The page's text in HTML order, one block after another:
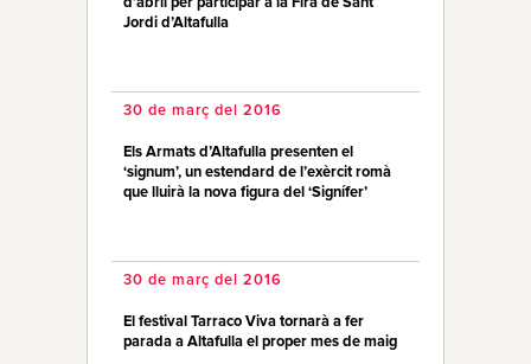
Jordi d’Altafulla
30 de març del 2016
Els Armats d’Altafulla presenten el
‘signum’, un estendard de l’exèrcit romà
que lluirà la nova figura del ‘Signífer’
30 de març del 2016
El festival Tarraco Viva tornarà a fer
parada a Altafulla el proper mes de maig